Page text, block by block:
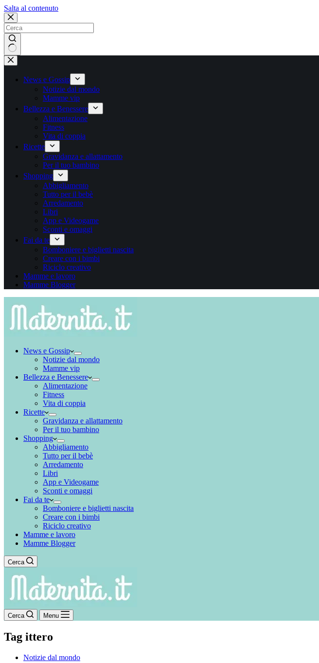
Salta al contenutoSalta
contenuto
Nessun
risultato
News e Gossip
Notizie dal mondo
Mamme vip
Bellezza e Benessere
Alimentazione
Fitness
Vita di coppia
Ricette
Gravidanza e allattamento
Per il tuo bambino
Shopping
Abbigliamento
Tutto per il bebè
Arredamento
Libri
App e Videogame
Sconti e omaggi
Fai da te
Bomboniere e biglietti nascita
Creare con i bimbi
Riciclo creativo
Mamme e lavoro
Mamme Blogger
News e Gossip
Notizie dal mondo
Mamme vip
Bellezza e Benessere
Alimentazione
Fitness
Vita di coppia
Ricette
Gravidanza e allattamento
Per il tuo bambino
Shopping
Abbigliamento
Tutto per il bebè
Arredamento
Libri
App e Videogame
Sconti e omaggi
Fai da te
Bomboniere e biglietti nascita
Creare con i bimbi
Riciclo creativo
Mamme e lavoro
Mamme Blogger
Cerca
Cerca Menu
Tag ittero
Notizie dal mondo